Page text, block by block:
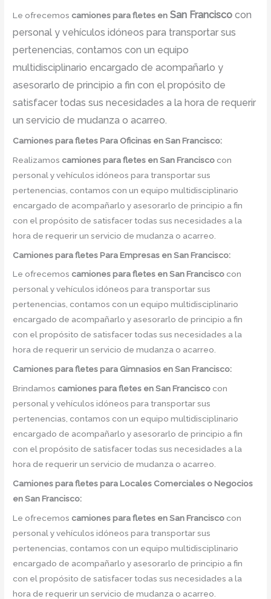
Le ofrecemos camiones para fletes en San Francisco con
personal y vehículos idóneos para transportar sus
pertenencias, contamos con un equipo
multidisciplinario encargado de acompañarlo y
asesorarlo de principio a fin con el propósito de
satisfacer todas sus necesidades a la hora de requerir
un servicio de mudanza o acarreo.
Camiones para fletesPara Oficinas en San Francisco:
Realizamos camiones para fletes enSan Francisco con
personal y vehículos idóneos para transportar sus
pertenencias, contamos con un equipo multidisciplinario
encargado de acompañarlo y asesorarlo de principio a fin
con el propósito de satisfacer todas sus necesidades a la
hora de requerir un servicio de mudanza o acarreo.
Camiones para fletesPara Empresas en San Francisco:
Le ofrecemos camiones para fletes enSan Francisco con
personal y vehículos idóneos para transportar sus
pertenencias, contamos con un equipo multidisciplinario
encargado de acompañarlo y asesorarlo de principio a fin
con el propósito de satisfacer todas sus necesidades a la
hora de requerir un servicio de mudanza o acarreo.
Camiones para fletespara Gimnasios en San Francisco:
Brindamos camiones para fletes enSan Francisco con
personal y vehículos idóneos para transportar sus
pertenencias, contamos con un equipo multidisciplinario
encargado de acompañarlo y asesorarlo de principio a fin
con el propósito de satisfacer todas sus necesidades a la
hora de requerir un servicio de mudanza o acarreo.
Camiones para fletespara Locales Comerciales o Negocios
en San Francisco:
Le ofrecemos camiones para fletes enSan Francisco con
personal y vehículos idóneos para transportar sus
pertenencias, contamos con un equipo multidisciplinario
encargado de acompañarlo y asesorarlo de principio a fin
con el propósito de satisfacer todas sus necesidades a la
hora de requerir un servicio de mudanza o acarreo.